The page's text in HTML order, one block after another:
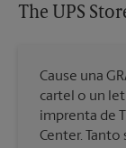
The UPS
Cause una
cartel o un
imprenta de
Center. Tanto